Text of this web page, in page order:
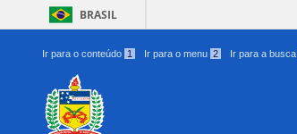
BRASIL
Ir para o conteúdo 1 Ir para o menu 2 Ir para a busca